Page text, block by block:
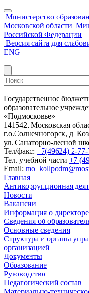
Министерство
Московской области
Российской Федерации
Версия сайта для
ENG
Государственное
образовательное
«Подмосковье»
141542, Московская
г.о.Солнечногорск, д.
ул. Санаторно-лесной
Тел/факс: +7(49624) 2-77-
Тел. учебной части +7
Email:
Главная
Антикоррупционная
Новости
Вакансии
Информация о директоре
Сведения об
Основные сведения
Структура и органы
организацией
Документы
Образование
Руководство
Педагогический состав
Материально-